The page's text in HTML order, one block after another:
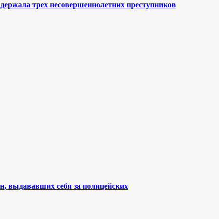
трех несовершеннолетних преступников
выдававших себя за полицейских